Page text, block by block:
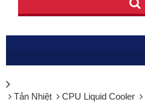
Tản Nhiệt CPU Liquid Cooler